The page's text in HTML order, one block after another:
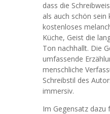
dass die
als auch schön sein
kostenloses
Küche, Geist die
Ton nachhallt. Die
umfassende
menschliche
Schreibstil des
immersiv.
Im Gegensatz dazu